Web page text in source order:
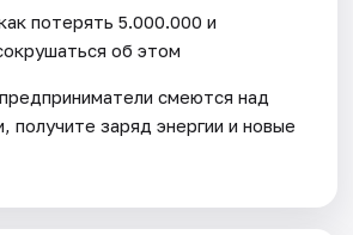
потерять 5.000.000 и
об этом
смеются над
получите заряд энергии и новые